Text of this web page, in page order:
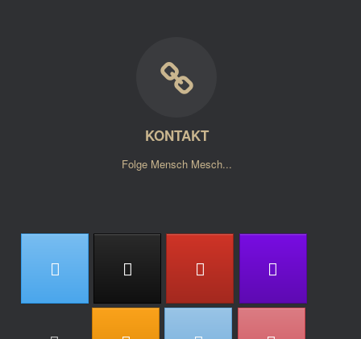
KONTAKT
Folge Mensch Mesch...